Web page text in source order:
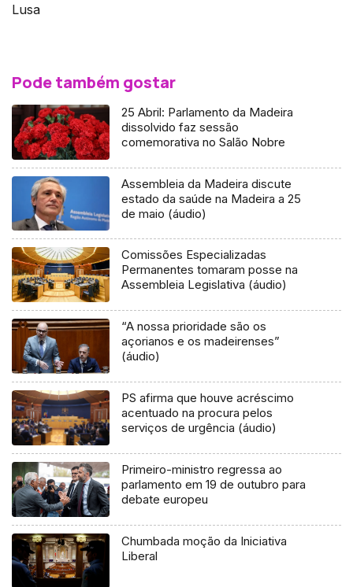
Lusa
Pode também gostar
25 Abril: Parlamento da Madeira
dissolvido faz sessão
comemorativa no Salão Nobre
Assembleia da Madeira discute
estado da saúde na Madeira a 25
de maio (áudio)
Comissões Especializadas
Permanentes tomaram posse na
Assembleia Legislativa (áudio)
“A nossa prioridade são os
açorianos e os madeirenses”
(áudio)
PS afirma que houve acréscimo
acentuado na procura pelos
serviços de urgência (áudio)
Primeiro-ministro regressa ao
parlamento em 19 de outubro para
debate europeu
Chumbada moção da Iniciativa
Liberal